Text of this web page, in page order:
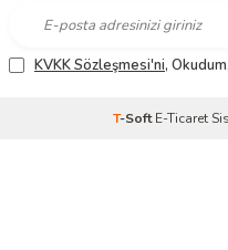
KVKK Sözleşmesi'ni,
T-SoftE-Ticaret